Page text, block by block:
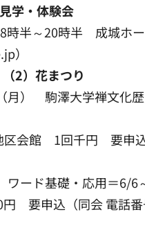
学・体験会
時半～20時半 成城ホ
）
2）花まつり
） 駒澤大学禅文化
会館 1回千円 要申込
ワード基礎・応用＝
要申込（同会 電話番